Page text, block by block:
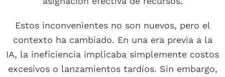
Estos inconvenientes no son nuevos, pero el
contexto ha cambiado. En una era previa a la
IA, la ineficiencia implicaba simplemente costos
excesivos o lanzamientos tardíos. Sin embargo,